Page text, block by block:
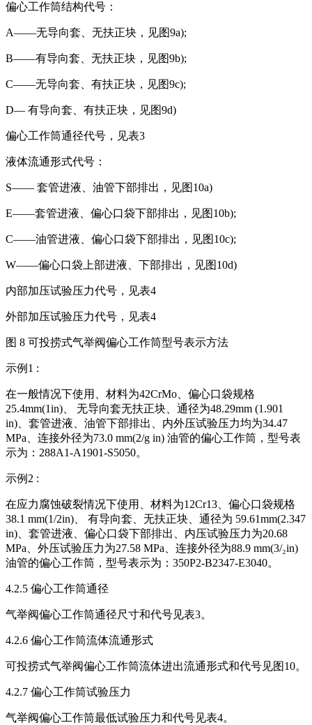
偏心工作筒结构代号：
A——无导向套、无扶正块，见图9a);
B——有导向套、无扶正块，见图9b);
C——无导向套、有扶正块，见图9c);
D— 有导向套、有扶正块，见图9d)
偏心工作筒通径代号，见表3
液体流通形式代号：
S—— 套管进液、油管下部排出，见图10a)
E——套管进液、偏心口袋下部排出，见图10b);
C——油管进液、偏心口袋下部排出，见图10c);
W——偏心口袋上部进液、下部排出，见图10d)
内部加压试验压力代号，见表4
外部加压试验压力代号，见表4
图 8 可投捞式气举阀偏心工作筒型号表示方法
示例1 :
在一般情况下使用、材料为42CrMo、偏心口袋规格
25.4mm(1in)、 无导向套无扶正块、通径为48.29mm (1.901
in)、套管进液、油管下部排出、内外压试验压力均为34.47
MPa、连接外径为73.0 mm(2/g in) 油管的偏心工作筒，型号表
示为：288A1-A1901-S5050。
示例2 :
在应力腐蚀破裂情况下使用、材料为12Cr13、偏心口袋规格
38.1 mm(1/2in)、 有导向套、无扶正块、通径为 59.61mm(2.347
in)、套管进液、偏心口袋下部排出、内压试验压力为20.68
MPa、外压试验压力为27.58 MPa、连接外径为88.9 mm(3/₂in)
油管的偏心工作筒，型号表示为：350P2-B2347-E3040。
4.2.5 偏心工作筒通径
气举阀偏心工作筒通径尺寸和代号见表3。
4.2.6 偏心工作筒流体流通形式
可投捞式气举阀偏心工作筒流体进出流通形式和代号见图10。
4.2.7 偏心工作筒试验压力
气举阀偏心工作筒最低试验压力和代号见表4。